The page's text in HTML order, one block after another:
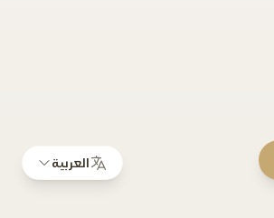
العربية